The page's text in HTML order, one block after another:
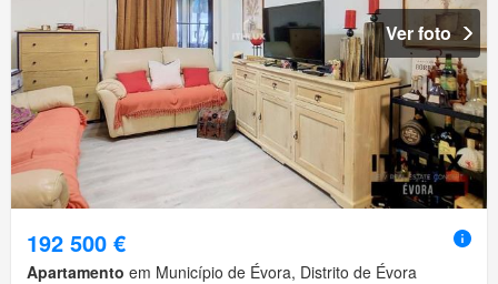
Ver foto
192 500 €
Apartamento em Município de Évora, Distrito de Évora